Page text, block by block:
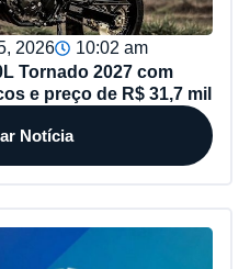
2026
10:02 am
Tornado 2027 com
e preço de R$ 31,7 mil
Notícia